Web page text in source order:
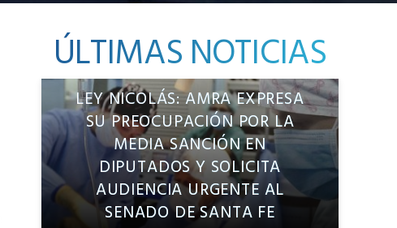
ÚLTIMAS NOTICIAS
LEY NICOLÁS: AMRA EXPRESA
SU PREOCUPACIÓN POR LA
MEDIA SANCIÓN EN
DIPUTADOS Y SOLICITA
AUDIENCIA URGENTE AL
SENADO DE SANTA FE